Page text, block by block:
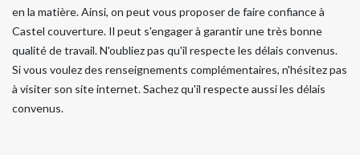
en la matière. Ainsi, on peut vous proposer de faire confiance à
Castel couverture. Il peut s'engager à garantir une très bonne
qualité de travail. N'oubliez pas qu'il respecte les délais convenus.
Si vous voulez des renseignements complémentaires, n'hésitez pas
à visiter son site internet. Sachez qu'il respecte aussi les délais
convenus.